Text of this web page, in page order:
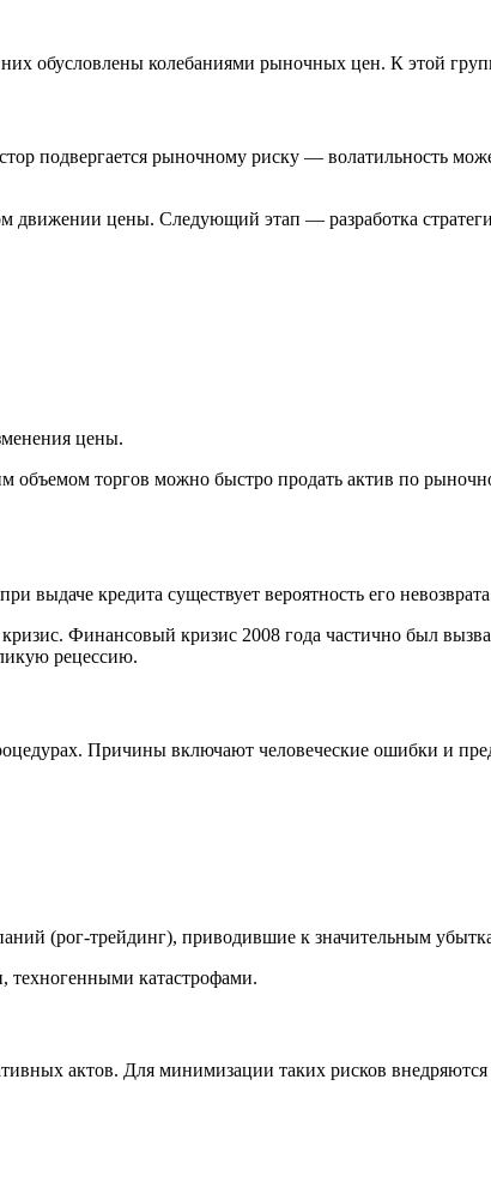
обусловлены колебаниями рыночных цен. К этой
подвергается рыночному риску — волатильность
движении цены. Следующий этап — разработка
цены.
торгов можно быстро продать актив по
выдаче кредита существует вероятность его
Финансовый кризис 2008 года частично был
рецессию.
Причины включают человеческие ошибки и
(рог-трейдинг), приводившие к значительным
катастрофами.
актов. Для минимизации таких рисков